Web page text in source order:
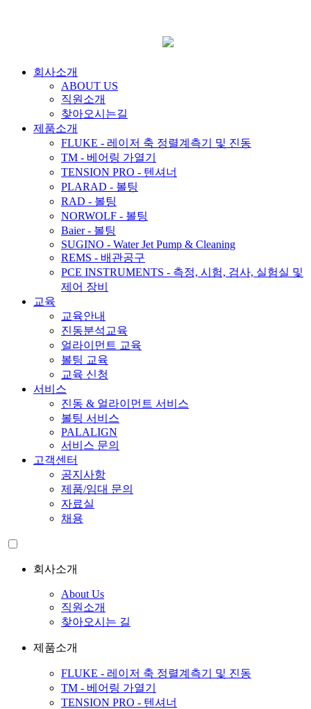
회사소개
ABOUT US
직원소개
찾아오시는길
제품소개
FLUKE - 레이저 축 정렬계측기 및 진동
TM - 베어링 가열기
TENSION PRO - 텐셔너
PLARAD - 볼팅
RAD - 볼팅
NORWOLF - 볼팅
Baier - 볼팅
SUGINO - Water Jet Pump & Cleaning
REMS - 배관공구
PCE INSTRUMENTS - 측정, 시험, 검사, 실험실 및
제어 장비
교육
교육안내
진동분석교육
얼라이먼트 교육
볼팅 교육
교육 신청
서비스
진동 & 얼라이먼트 서비스
볼팅 서비스
PALALIGN
서비스 문의
고객센터
공지사항
제품/임대 문의
자료실
채용
회사소개
About Us
직원소개
찾아오시는 길
제품소개
FLUKE - 레이저 축 정렬계측기 및 진동
TM - 베어링 가열기
TENSION PRO - 텐셔너